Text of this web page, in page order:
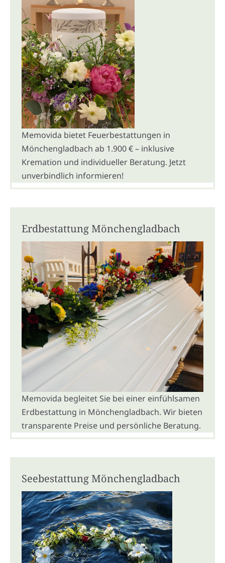
Memovida bietet Feuerbestattungen in
Mönchengladbach ab 1.900 € – inklusive
Kremation und individueller Beratung. Jetzt
unverbindlich informieren!
Erdbestattung Mönchengladbach
Memovida begleitet Sie bei einer einfühlsamen
Erdbestattung in Mönchengladbach. Wir bieten
transparente Preise und persönliche Beratung.
Seebestattung Mönchengladbach